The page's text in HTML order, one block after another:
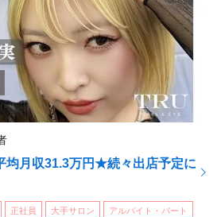
月収31.3万円★続々出店予定に
正社員 大手サロン アルバイト・パート